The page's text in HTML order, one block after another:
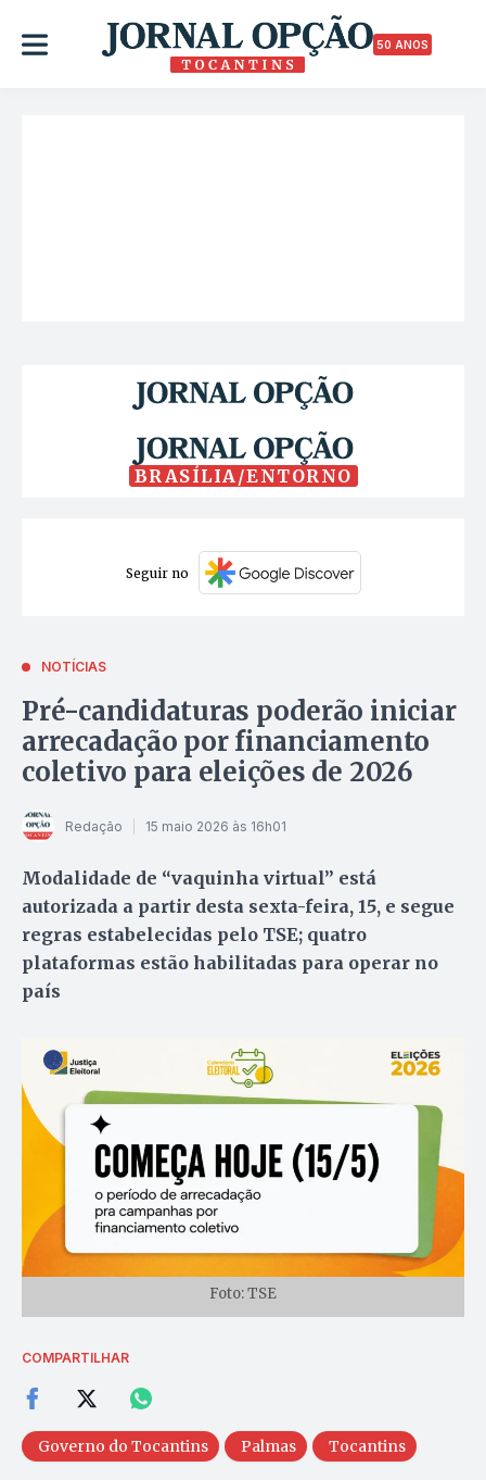
50 ANOS
BRASÍLIA/ENTORNO
Seguir no
NOTÍCIAS
Pré-candidaturas poderão iniciar
arrecadação por financiamento
coletivo para eleições de 2026
Redação 15 maio 2026 às 16h01
Modalidade de “vaquinha virtual” está
autorizada a partir desta sexta-feira, 15, e segue
regras estabelecidas pelo TSE; quatro
plataformas estão habilitadas para operar no
país
Foto: TSE
COMPARTILHAR
Governo do Tocantins Palmas Tocantins